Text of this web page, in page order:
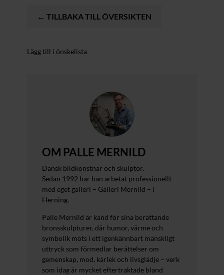
← TILLBAKA TILL ÖVERSIKTEN
Lägg till i önskelista
OM PALLE MERNILD
Dansk bildkonstnär och skulptör.
Sedan 1992 har han arbetat professionellt
med eget galleri – Galleri Mernild – i
Herning.
Palle Mernild är känd för sina berättande
bronsskulpturer, där humor, värme och
symbolik möts i ett igenkännbart mänskligt
uttryck som förmedlar berättelser om
gemenskap, mod, kärlek och livsglädje – verk
som idag är mycket eftertraktade bland